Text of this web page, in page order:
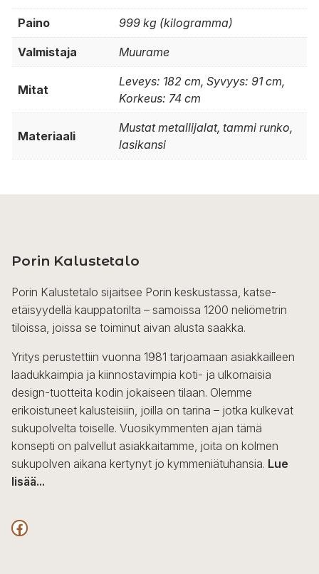
Paino 999 kg (kilogramma)
Valmistaja Muurame
Mitat
Leveys: 182 cm, Syvyys: 91 cm,
Korkeus: 74 cm
Materiaali
Mustat metallijalat, tammi runko,
lasikansi
Porin Kalustetalo
Porin Kalustetalo sijaitsee Porin keskustassa, katse-
etäisyydellä kauppatorilta – samoissa 1200 neliömetrin
tiloissa, joissa se toiminut aivan alusta saakka.
Yritys perustettiin vuonna 1981 tarjoamaan asiakkailleen
laadukkaimpia ja kiinnostavimpia koti- ja ulkomaisia
design-tuotteita kodin jokaiseen tilaan. Olemme
erikoistuneet kalusteisiin, joilla on tarina – jotka kulkevat
sukupolvelta toiselle. Vuosikymmenten ajan tämä
konsepti on palvellut asiakkaitamme, joita on kolmen
sukupolven aikana kertynyt jo kymmeniätuhansia. Lue
lisää...
F